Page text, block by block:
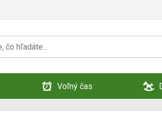
Voľný čas